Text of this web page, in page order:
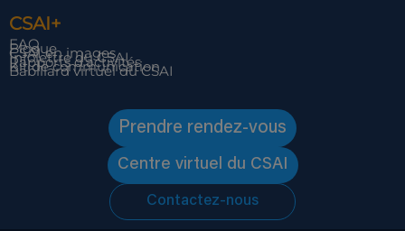
CSAI+
FAQ
Blogue
CSAI en images
Infolettre du CSAI
Rapports d’activités
Kit de communication
Babillard virtuel du CSAI
Prendre rendez-vous
Centre virtuel du CSAI
Contactez-nous